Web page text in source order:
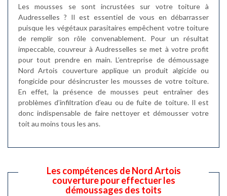
Les mousses se sont incrustées sur votre toiture à
Audresselles ? Il est essentiel de vous en débarrasser
puisque les végétaux parasitaires empêchent votre toiture
de remplir son rôle convenablement. Pour un résultat
impeccable, couvreur à Audresselles se met à votre profit
pour tout prendre en main. L’entreprise de démoussage
Nord Artois couverture applique un produit algicide ou
fongicide pour désincruster les mousses de votre toiture.
En effet, la présence de mousses peut entraîner des
problèmes d’infiltration d’eau ou de fuite de toiture. Il est
donc indispensable de faire nettoyer et démousser votre
toit au moins tous les ans.
Les compétences de Nord Artois
couverture pour effectuer les
démoussages des toits